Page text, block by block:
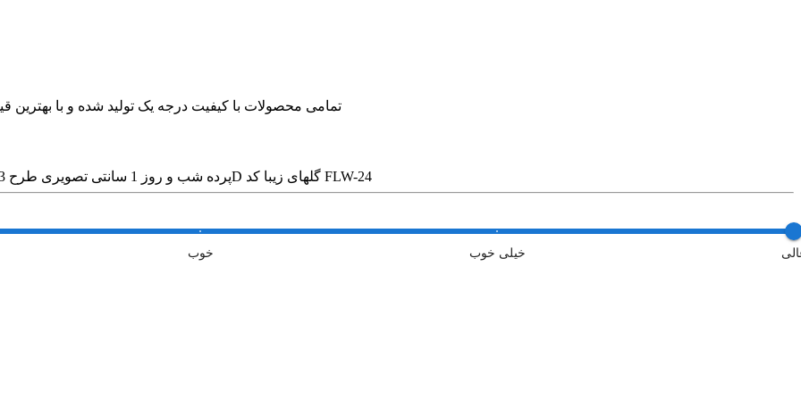
🛍 تمامی محصولات با کیفیت درجه یک تولید شده و با
پرده شب و روز 1 سانتی تصویری طرح 3D گلهای زیبا کد FLW-24
خوب خیلی خوب